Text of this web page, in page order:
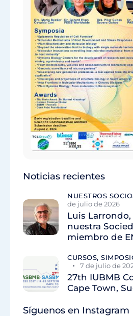
Noticias recientes
NUESTROS
de julio de 2026
Luis
nuestra
miembro de
CURSOS,
7 de julio de
27th IUBMB
Cape Town,
Síguenos en Instagram